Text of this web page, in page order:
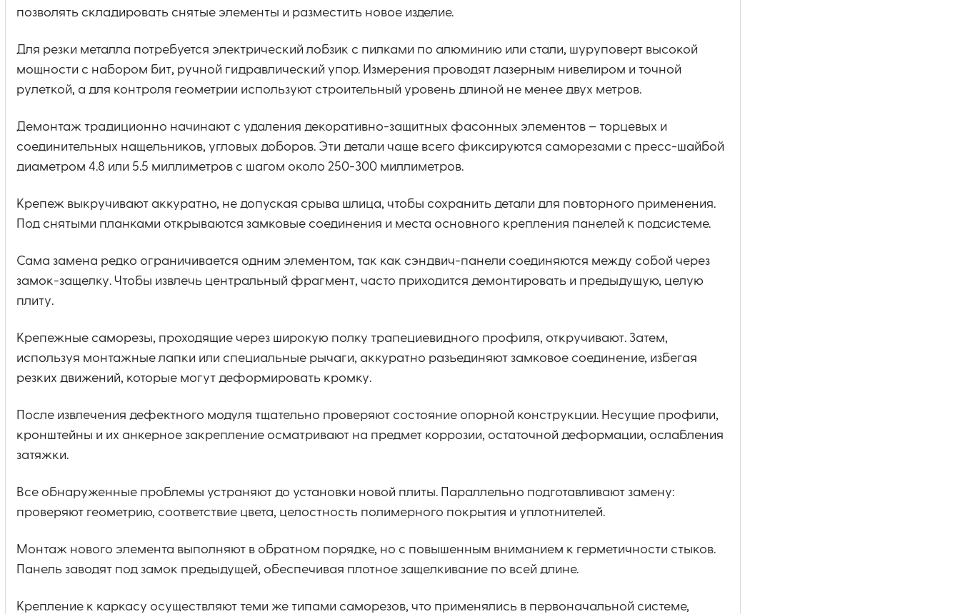
позволять складировать снятые элементы и разместить новое изделие.
Для резки металла потребуется электрический лобзик с пилками по алюминию или стали, шуруповерт высокой
мощности с набором бит, ручной гидравлический упор. Измерения проводят лазерным нивелиром и точной
рулеткой, а для контроля геометрии используют строительный уровень длиной не менее двух метров.
Демонтаж традиционно начинают с удаления декоративно-защитных фасонных элементов – торцевых и
соединительных нащельников, угловых доборов. Эти детали чаще всего фиксируются саморезами с пресс-шайбой
диаметром 4.8 или 5.5 миллиметров с шагом около 250-300 миллиметров.
Крепеж выкручивают аккуратно, не допуская срыва шлица, чтобы сохранить детали для повторного применения.
Под снятыми планками открываются замковые соединения и места основного крепления панелей к подсистеме.
Сама замена редко ограничивается одним элементом, так как сэндвич-панели соединяются между собой через
замок-защелку. Чтобы извлечь центральный фрагмент, часто приходится демонтировать и предыдущую, целую
плиту.
Крепежные саморезы, проходящие через широкую полку трапециевидного профиля, откручивают. Затем,
используя монтажные лапки или специальные рычаги, аккуратно разъединяют замковое соединение, избегая
резких движений, которые могут деформировать кромку.
После извлечения дефектного модуля тщательно проверяют состояние опорной конструкции. Несущие профили,
кронштейны и их анкерное закрепление осматривают на предмет коррозии, остаточной деформации, ослабления
затяжки.
Все обнаруженные проблемы устраняют до установки новой плиты. Параллельно подготавливают замену:
проверяют геометрию, соответствие цвета, целостность полимерного покрытия и уплотнителей.
Монтаж нового элемента выполняют в обратном порядке, но с повышенным вниманием к герметичности стыков.
Панель заводят под замок предыдущей, обеспечивая плотное защелкивание по всей длине.
Крепление к каркасу осуществляют теми же типами саморезов, что применялись в первоначальной системе,